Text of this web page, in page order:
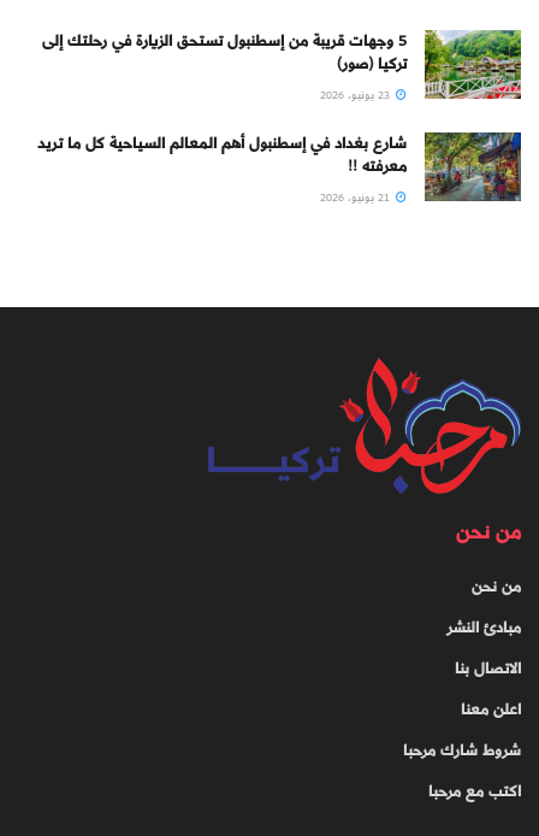
5 وجهات قريبة من إسطنبول تستحق الزيارة في رحلتك إلى
تركيا (صور)
شارع بغداد في إسطنبول أهم المعالم السياحية كل ما تريد
معرفته !!
من نحن
من نحن
مبادئ النشر
الاتصال بنا
اعلن معنا
شروط شارك مرحبا
اكتب مع مرحبا